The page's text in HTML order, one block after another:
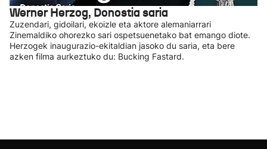
Werner Herzog, Donostia saria
Zuzendari, gidoilari, ekoizle eta aktore alemaniarrari
Zinemaldiko ohorezko sari ospetsuenetako bat emango diote.
Herzogek inaugurazio-ekitaldian jasoko du saria, eta bere
azken filma aurkeztuko du: Bucking Fastard.